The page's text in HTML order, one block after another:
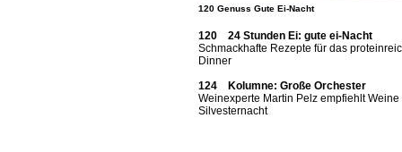
120 Genuss Gute Ei-Nacht
120 24 Stunden Ei: gute ei-Nacht
Schmackhafte Rezepte für das
Dinner
124 Kolumne: Große Orchester
Weinexperte Martin Pelz empfiehlt Weine
Silvesternacht